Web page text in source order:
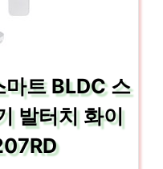
트 BLDC 스
발터치 화이